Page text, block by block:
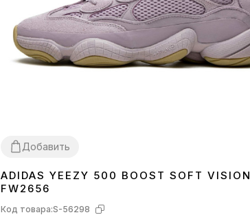
Добавить
36
ADIDAS YEEZY 500 BOOST SOFT VISION
FW2656
Код товара:S-56298